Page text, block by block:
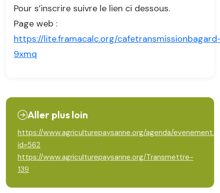
Pour s’inscrire suivre le lien ci dessous.
Page web :
https://lite.framacalc.org/
9xmq
Aller plus loin
https://www.agriculturepaysanne.org/agenda/
id=562
https://www.agriculturepaysanne.org/Transmettre-
139